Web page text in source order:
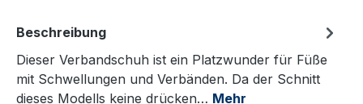
Beschreibung
Dieser Verbandschuh ist ein Platzwunder für Füße
mit Schwellungen und Verbänden. Da der Schnitt
dieses Modells keine drücken… Mehr